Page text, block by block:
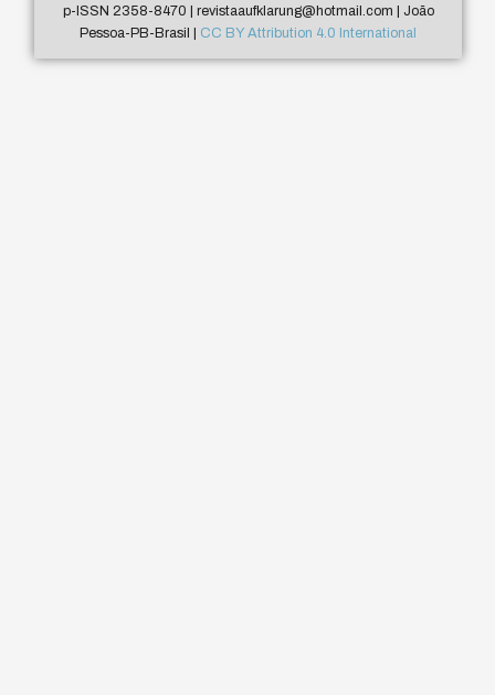
p-ISSN 2358-8470 | revistaaufklarung@hotmail.com | João
Pessoa-PB-Brasil | CC BY Attribution 4.0 International